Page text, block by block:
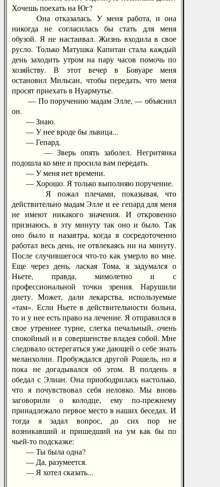
Хочешь поехать на Юг?
Она отказалась. У меня работа, и она
никогда не согласилась бы стать для меня
обузой. Я не настаивал. Жизнь входила в свое
русло. Только Матушка Капитан стала каждый
день заходить утром на пару часов помочь по
хозяйству. В этот вечер в Бовуаре меня
остановил Мильсан, чтобы передать, что меня
просят приехать в Нуармутье.
— По поручению мадам Элле, — объяснил
он.
— Знаю.
— У нее вроде бы львица...
— Гепард.
— Зверь опять заболел. Негритянка
подошла ко мне и просила вам передать.
— У меня нет времени.
— Хорошо. Я только выполняю поручение.
Я пожал плечами, показывая, что
действительно мадам Элле и ее гепард для меня
не имеют никакого значения. И откровенно
признаюсь, в эту минуту так оно и было. Так
оно было и назавтра, когда я сосредоточенно
работал весь день, не отвлекаясь ни на минуту.
После случившегося что-то как умерло во мне.
Еще через день, лаская Тома, я задумался о
Ньете, правда, мимолетно и с
профессиональной точки зрения. Нарушили
диету. Может, дали лекарства, используемые
«там». Если Ньете в действительности больна,
то и у нее есть право на лечение. Я отправился в
свое утреннее турне, слегка печальный, очень
спокойный и в совершенстве владея собой. Мне
следовало остерегаться уже дающей о себе знать
меланхолии. Пробуждался другой Рошель, но я
пока не догадывался об этом. В полдень я
обедал с Элиан. Она приободрилась настолько,
что я почувствовал себя неловко. Мы вновь
заговорили о колодце, ему по-прежнему
принадлежало первое место в наших беседах. И
тогда я задал вопрос, до сих пор не
возникавший и пришедший на ум как бы по
чьей-то подсказке:
— Ты была одна?
— Да, разумеется.
— Я хотел сказать...